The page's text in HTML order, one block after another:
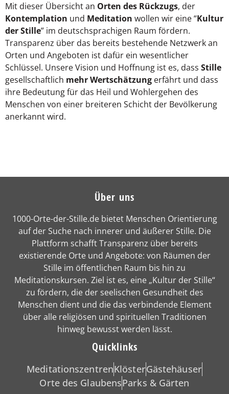
Mit dieser Übersicht an Orten des Rückzugs, der
Kontemplation und Meditation wollen wir eine “Kultur
der Stille” im deutschsprachigen Raum fördern.
Transparenz über das bereits bestehende Netzwerk an
Orten und Angeboten ist dafür ein wesentlicher
Schlüssel. Unsere Vision und Hoffnung ist es, dass Stille
gesellschaftlich mehr Wertschätzung erfährt und dass
ihre Bedeutung für das Heil und Wohlergehen des
Menschen von einer breiteren Schicht der Bevölkerung
anerkannt wird.
Über uns
1000-Orte-der-Stille.de bietet Menschen Orientierung
auf der Suche nach innerer und äußerer Stille. Die
Plattform schafft Transparenz über bereits
existierende Orte und Angebote: von Räumen der
Stille im öffentlichen Raum bis hin zu
Meditationskursen. Ziel ist es, eine „Kultur der Stille“
zu fördern, die der seelischen Gesundheit des
Menschen dient und die das verbindende Element
über alle religiösen und spirituellen Traditionen
hinweg bewusst werden lässt.
Quicklinks
MeditationszentrenKlösterGästehäuser
Orte des GlaubensParks & Gärten